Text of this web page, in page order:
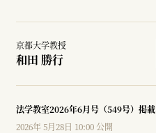
京都大学教授
和田 勝行
法学教室2026年6月号（549号）掲載
2026年 5月28日 10:00 公開